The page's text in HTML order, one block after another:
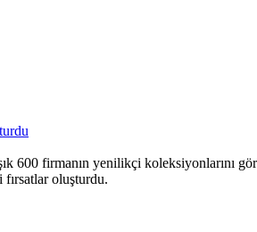
firmanın yenilikçi koleksiyonlarını
oluşturdu.